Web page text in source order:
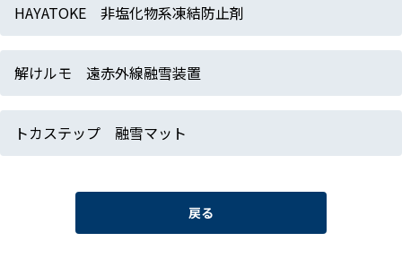
HAYATOKE 非塩化物系凍結防止剤
解けルモ 遠赤外線融雪装置
トカステップ 融雪マット
戻る